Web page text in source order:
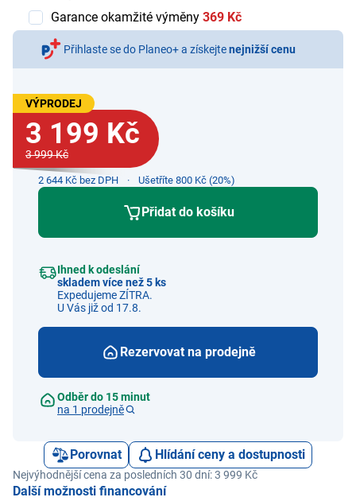
Garance okamžité výměny 369 Kč
Přihlaste se do Planeo+ a získejtenejnižší cenu
VÝPRODEJ
3 199 Kč
3 999 Kč
2 644 Kč bez DPH Ušetříte 800 Kč (20%)
Přidat do košíku
Ihned k odeslání
skladem více než 5 ks
Expedujeme ZÍTRA.
U Vás již od 17.8.
Rezervovat na prodejně
Odběr do 15 minut
na 1 prodejně
Porovnat Hlídání ceny a dostupnosti
Nejvýhodnější cena za posledních 30 dní: 3 999 Kč
Další možnosti financování